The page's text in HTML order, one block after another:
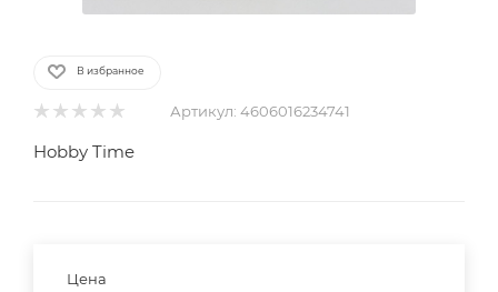
В избранное
Артикул: 4606016234741
Hobby Time
Цена